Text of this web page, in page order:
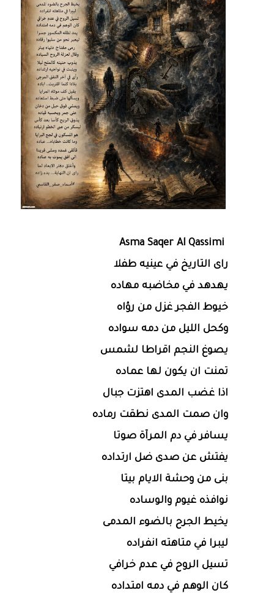
Asma Saqer Al Qassimi
راى التاريخ في عينيه طفلا
يهدهد في مخاضبه مهاده
خيوط الفجر غزل من رؤاه
وكحل الليل من دمه سواده
يصوغ النجم اقراطا لشمس
تمنت ان يكون لها عماده
اذا غضب المدى اهتزت جبال
وان صمت المدى نطقت رماده
يسافر في دم المرآة صوتا
يفتش عن صدى ضل ارتداده
بنى من وحشة الايام بيتا
نوافذه غيوم والوساده
يخيط الجرح بالضوء المدمى
ليبرا في متاهته انفراده
تسيل الروح في عدم خرافي
كان الوهم في دمه امتداده